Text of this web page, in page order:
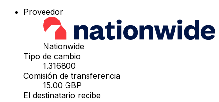
Proveedor
Nationwide
Tipo de cambio
1.316800
Comisión de transferencia
15.00 GBP
El destinatario recibe